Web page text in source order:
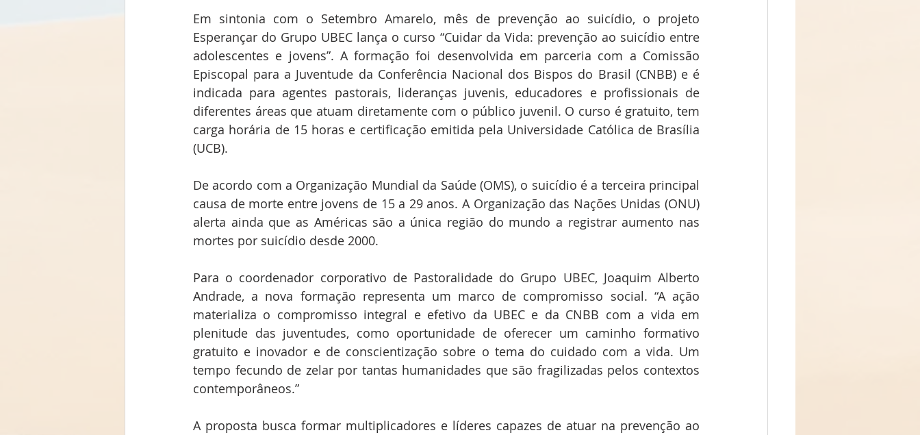
Em sintonia com o Setembro Amarelo, mês de prevenção ao suicídio, o projeto
Esperançar do Grupo UBEC lança o curso “Cuidar da Vida: prevenção ao suicídio entre
adolescentes e jovens”. A formação foi desenvolvida em parceria com a Comissão
Episcopal para a Juventude da Conferência Nacional dos Bispos do Brasil (CNBB) e é
indicada para agentes pastorais, lideranças juvenis, educadores e profissionais de
diferentes áreas que atuam diretamente com o público juvenil. O curso é gratuito, tem
carga horária de 15 horas e certificação emitida pela Universidade Católica de Brasília
(UCB).
De acordo com a Organização Mundial da Saúde (OMS), o suicídio é a terceira principal
causa de morte entre jovens de 15 a 29 anos. A Organização das Nações Unidas (ONU)
alerta ainda que as Américas são a única região do mundo a registrar aumento nas
mortes por suicídio desde 2000.
Para o coordenador corporativo de Pastoralidade do Grupo UBEC, Joaquim Alberto
Andrade, a nova formação representa um marco de compromisso social. “A ação
materializa o compromisso integral e efetivo da UBEC e da CNBB com a vida em
plenitude das juventudes, como oportunidade de oferecer um caminho formativo
gratuito e inovador e de conscientização sobre o tema do cuidado com a vida. Um
tempo fecundo de zelar por tantas humanidades que são fragilizadas pelos contextos
contemporâneos.”
A proposta busca formar multiplicadores e líderes capazes de atuar na prevenção ao